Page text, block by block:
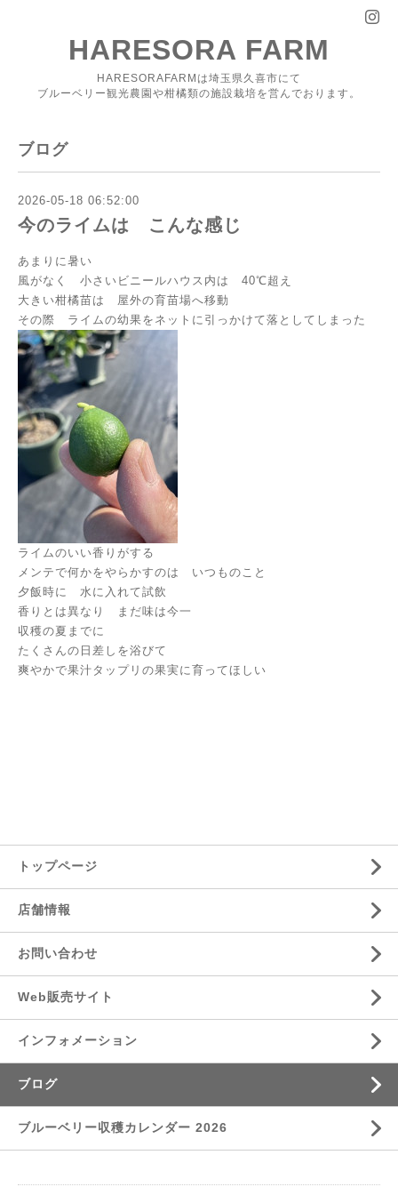
HARESORA FARM
HARESORAFARMは埼玉県久喜市にて
ブルーベリー観光農園や柑橘類の施設栽培を営んでおります。
ブログ
2026-05-18 06:52:00
今のライムは こんな感じ
あまりに暑い
風がなく 小さいビニールハウス内は 40℃超え
大きい柑橘苗は 屋外の育苗場へ移動
その際 ライムの幼果をネットに引っかけて落としてしまった
ライムのいい香りがする
メンテで何かをやらかすのは いつものこと
夕飯時に 水に入れて試飲
香りとは異なり まだ味は今一
収穫の夏までに
たくさんの日差しを浴びて
爽やかで果汁タップリの果実に育ってほしい
トップページ
店舗情報
お問い合わせ
Web販売サイト
インフォメーション
ブログ
ブルーベリー収穫カレンダー 2026